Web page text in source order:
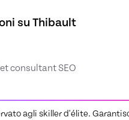
su Thibault
consultant SEO
agli skiller d'élite.